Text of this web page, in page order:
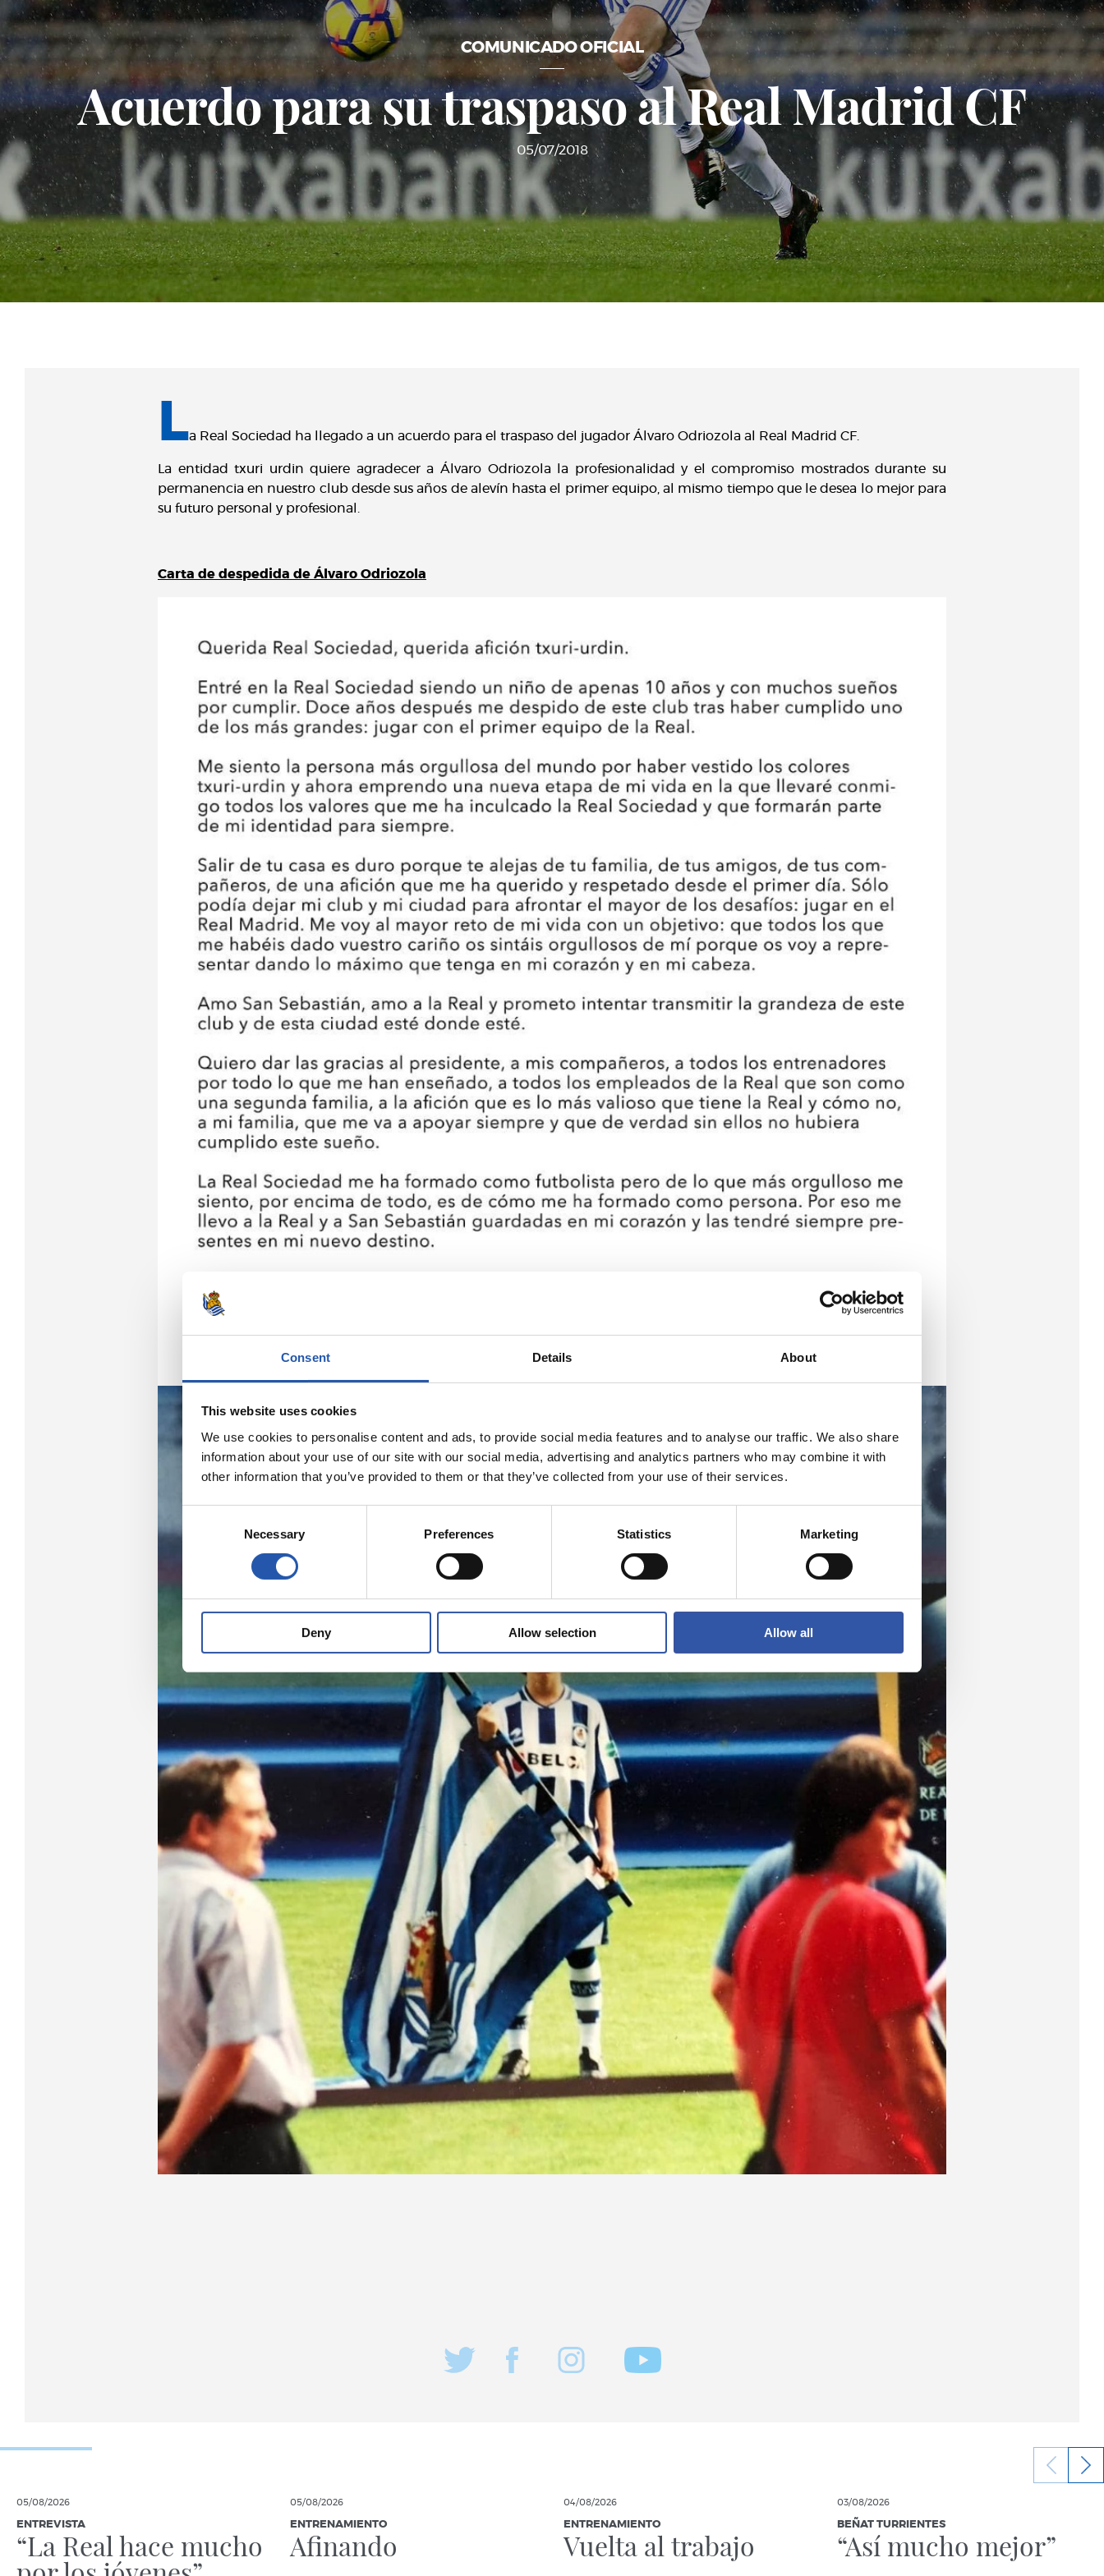
Consent Details About
This website uses cookies
We use cookies to personalise content and ads, to provide social media features and to analyse our traffic. We also share
information about your use of our site with our social media, advertising and analytics partners who may combine it with
other information that you’ve provided to them or that they’ve collected from your use of their services.
Selection
Necessary Preferences Statistics Marketing
Deny Allow selection Allow all
COMUNICADO OFICIAL
Acuerdo para su traspaso al Real Madrid CF
05/07/2018
La Real Sociedad ha llegado a un acuerdo para el traspaso del jugador Álvaro Odriozola al Real Madrid CF.
La entidad txuri urdin quiere agradecer a Álvaro Odriozola la profesionalidad y el compromiso mostrados durante su
permanencia en nuestro club desde sus años de alevín hasta el primer equipo, al mismo tiempo que le desea lo mejor para
su futuro personal y profesional.
Carta de despedida de Álvaro Odriozola
05/08/2026
ENTREVISTA
“La Real hace mucho
05/08/2026
ENTRENAMIENTO
Afinando
04/08/2026
ENTRENAMIENTO
Vuelta al trabajo
03/08/2026
BEÑAT TURRIENTES
“Así mucho mejor”